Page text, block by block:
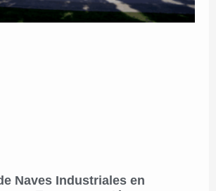
Naves Industriales en